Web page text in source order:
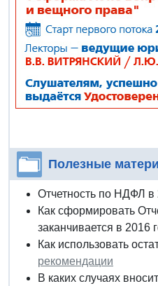
Полезные
Отчетность по НДФЛ в
Как сформировать
заканчивается в 2016
Как использовать
рекомендации
В каких случаях